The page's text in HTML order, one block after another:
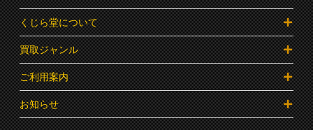
くじら堂について
買取ジャンル
ご利用案内
お知らせ